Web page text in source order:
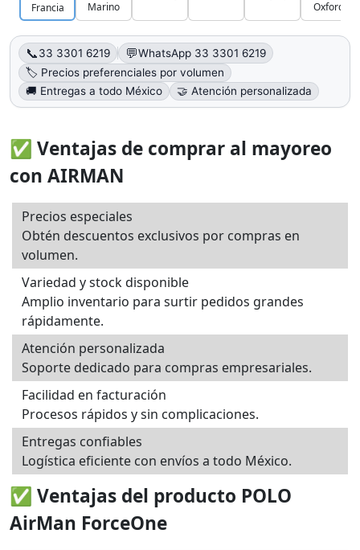
Francia
Marino
Oxford
📞33 3301 6219 💬WhatsApp 33 3301 6219
🏷️ Precios preferenciales por volumen
🚚 Entregas a todo México
🤝 Atención personalizada
✅ Ventajas de comprar al mayoreo
con AIRMAN
Precios especiales
Obtén descuentos exclusivos por compras en
volumen.
Variedad y stock disponible
Amplio inventario para surtir pedidos grandes
rápidamente.
Atención personalizada
Soporte dedicado para compras empresariales.
Facilidad en facturación
Procesos rápidos y sin complicaciones.
Entregas confiables
Logística eficiente con envíos a todo México.
✅ Ventajas del producto POLO
AirMan ForceOne